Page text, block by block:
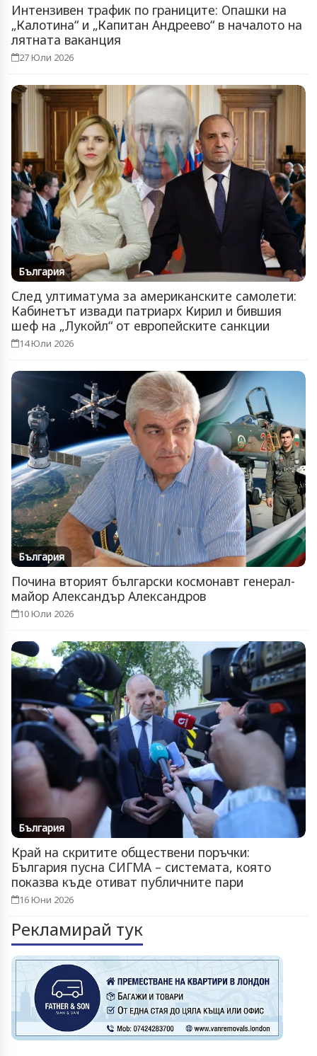
Интензивен трафик по границите: Опашки на
„Калотина“ и „Капитан Андреево“ в началото на
лятната ваканция
27 Юли 2026
България
След ултиматума за американските самолети:
Кабинетът извади патриарх Кирил и бившия
шеф на „Лукойл“ от европейските санкции
14 Юли 2026
България
Почина вторият български космонавт генерал-
майор Александър Александров
10 Юли 2026
България
Край на скритите обществени поръчки:
България пусна СИГМА – системата, която
показва къде отиват публичните пари
16 Юни 2026
Рекламирай тук